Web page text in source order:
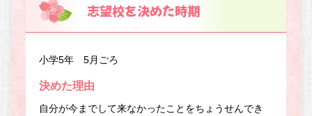
志望校を決めた時期
小学5年 5月ごろ
決めた理由
自分が今までして来なかったことをちょうせんでき